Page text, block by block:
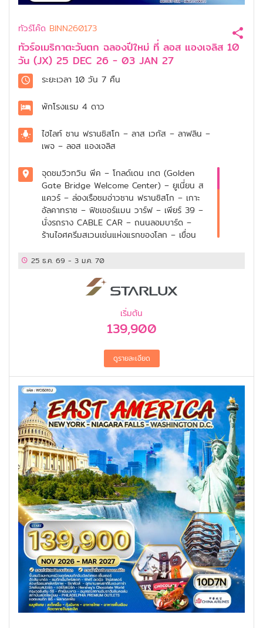
ทัวร์โค๊ด BINN260173
ทัวร์อเมริกาตะวันตก ฉลองปีใหม่ ที่ ลอส แองเจลิส 10
วัน (JX) 25 DEC 26 - 03 JAN 27
ระยะเวลา 10 วัน 7 คืน
พักโรงแรม 4 ดาว
ไฮไลท์ ซาน ฟรานซิสโก – ลาส เวกัส – ลาฟลิน –
เพจ – ลอส แองเจลิส
จุดชมวิวทวิน พีค – โกลด์เดน เกต (Golden
Gate Bridge Welcome Center) – ยูเนี่ยน ส
แควร์ – ล่องเรือชมอ่าวซาน ฟรานซิสโก – เกาะ
อัลคาทราซ – ฟิชเชอร์แมน วาร์ฟ – เพียร์ 39 –
นั่งรถราง CABLE CAR – ถนนลอมบาร์ด –
ร้านไอศครีมสเวนเซ่นแห่งแรกของโลก – เขื่อน
ยอน เวสต์ริม – สกายวอล์ค (SKY WALK) –
Amphitheater – Mather Point Overlook
– Powell Point – Mohave Point – Desert
View Drive – แอนเทอโลป แคนยอน – โมนู
เมนต์ วัลเลย์ – Forrest Gump Point (US
Route 163) – ฮอร์สชู เบนด์ – Seven Magic
เตอร์ – ฮอลลีวูด วอล์ก ออฟ เฟม – เบเวอร์รี่ ฮิ
ลล์ – ถนนโรดิโอ ไดร์ฟ – กริฟฟิน พาร์ค –
แซนตา มอนิกา
25 ธ.ค. 69 - 3 ม.ค. 70
เริ่มต้น
139,900